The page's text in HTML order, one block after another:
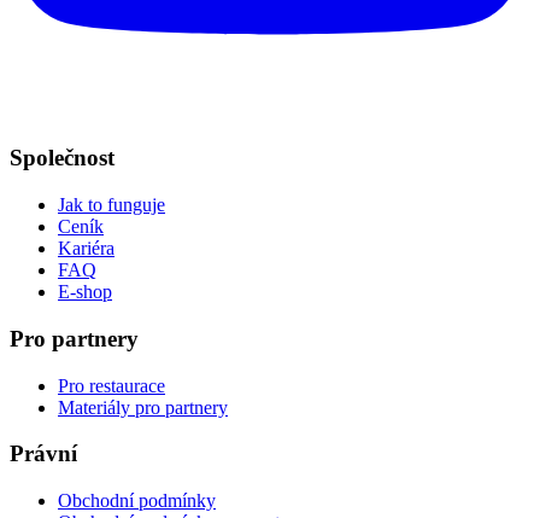
Společnost
Jak to funguje
Ceník
Kariéra
FAQ
E-shop
Pro partnery
Pro restaurace
Materiály pro partnery
Právní
Obchodní podmínky